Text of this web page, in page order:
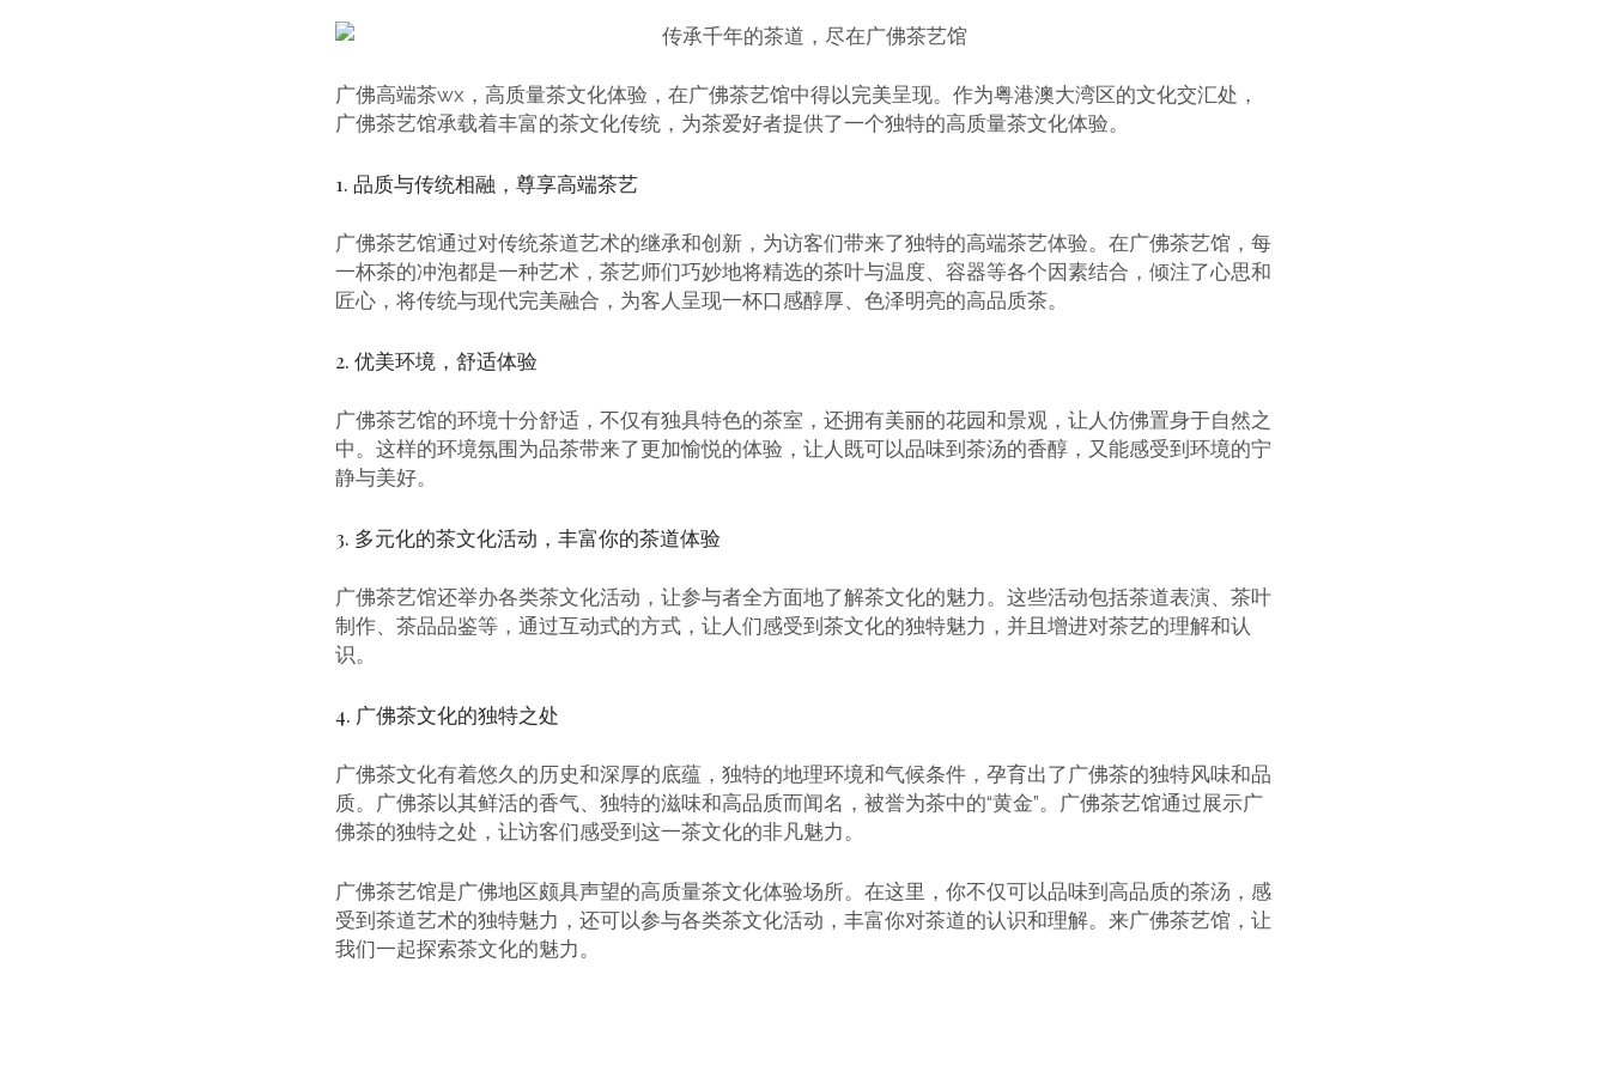
广佛高端茶wx，高质量茶文化体验，在广佛茶艺馆中得以完美呈现。作为粤港澳大湾区的文化交汇处，
广佛茶艺馆承载着丰富的茶文化传统，为茶爱好者提供了一个独特的高质量茶文化体验。
1. 品质与传统相融，尊享高端茶艺
广佛茶艺馆通过对传统茶道艺术的继承和创新，为访客们带来了独特的高端茶艺体验。在广佛茶艺馆，每
一杯茶的冲泡都是一种艺术，茶艺师们巧妙地将精选的茶叶与温度、容器等各个因素结合，倾注了心思和
匠心，将传统与现代完美融合，为客人呈现一杯口感醇厚、色泽明亮的高品质茶。
2. 优美环境，舒适体验
广佛茶艺馆的环境十分舒适，不仅有独具特色的茶室，还拥有美丽的花园和景观，让人仿佛置身于自然之
中。这样的环境氛围为品茶带来了更加愉悦的体验，让人既可以品味到茶汤的香醇，又能感受到环境的宁
静与美好。
3. 多元化的茶文化活动，丰富你的茶道体验
广佛茶艺馆还举办各类茶文化活动，让参与者全方面地了解茶文化的魅力。这些活动包括茶道表演、茶叶
制作、茶品品鉴等，通过互动式的方式，让人们感受到茶文化的独特魅力，并且增进对茶艺的理解和认
识。
4. 广佛茶文化的独特之处
广佛茶文化有着悠久的历史和深厚的底蕴，独特的地理环境和气候条件，孕育出了广佛茶的独特风味和品
质。广佛茶以其鲜活的香气、独特的滋味和高品质而闻名，被誉为茶中的“黄金”。广佛茶艺馆通过展示广
佛茶的独特之处，让访客们感受到这一茶文化的非凡魅力。
广佛茶艺馆是广佛地区颇具声望的高质量茶文化体验场所。在这里，你不仅可以品味到高品质的茶汤，感
受到茶道艺术的独特魅力，还可以参与各类茶文化活动，丰富你对茶道的认识和理解。来广佛茶艺馆，让
我们一起探索茶文化的魅力。